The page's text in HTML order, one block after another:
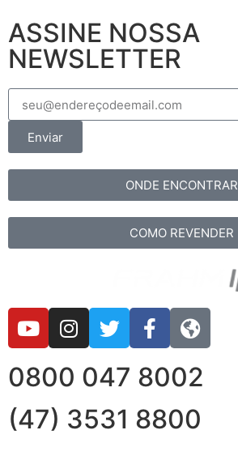
ASSINE NOSSA
NEWSLETTER
Enviar
ONDE ENCONTRAR
COMO REVENDER
0800 047 8002
(47) 3531 8800